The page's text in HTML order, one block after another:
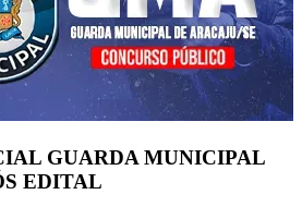
GUARDA MUNICIPAL
EDITAL